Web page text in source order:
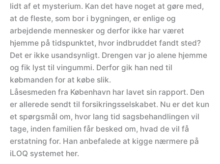
lidt af et mysterium. Kan det have noget at gøre med,
at de fleste, som bor i bygningen, er enlige og
arbejdende mennesker og derfor ikke har været
hjemme på tidspunktet, hvor indbruddet fandt sted?
Det er ikke usandsynligt. Drengen var jo alene hjemme
og fik lyst til vingummi. Derfor gik han ned til
købmanden for at købe slik.
Låsesmeden fra København har lavet sin rapport. Den
er allerede sendt til forsikringsselskabet. Nu er det kun
et spørgsmål om, hvor lang tid sagsbehandlingen vil
tage, inden familien får besked om, hvad de vil få
erstatning for. Han anbefalede at kigge nærmere på
iLOQ systemet her.